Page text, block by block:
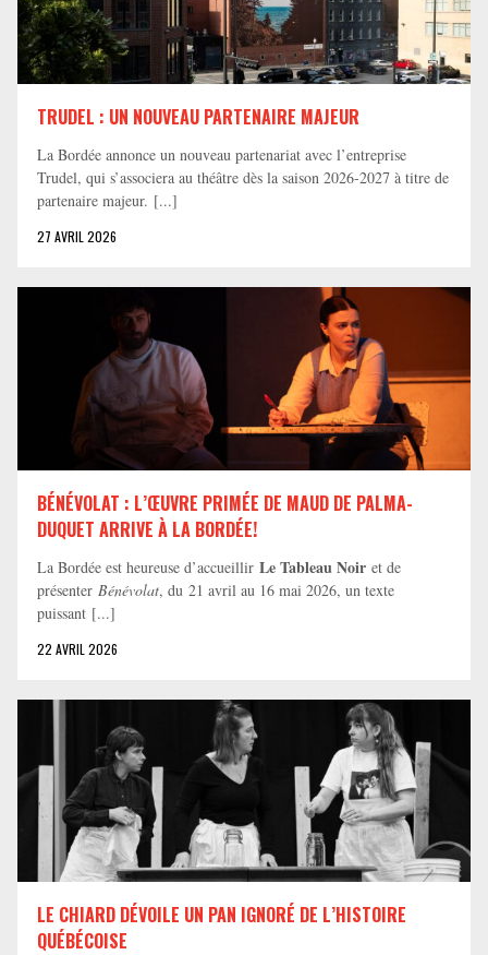
TRUDEL : UN NOUVEAU PARTENAIRE MAJEUR
La Bordée annonce un nouveau partenariat avec l’entreprise
Trudel, qui s’associera au théâtre dès la saison 2026-2027 à titre de
partenaire majeur. [...]
27 AVRIL 2026
BÉNÉVOLAT : L’ŒUVRE PRIMÉE DE MAUD DE PALMA-
DUQUET ARRIVE À LA BORDÉE!
La Bordée est heureuse d’accueillir Le Tableau Noir et de
présenter Bénévolat, du 21 avril au 16 mai 2026, un texte
puissant [...]
22 AVRIL 2026
LE CHIARD DÉVOILE UN PAN IGNORÉ DE L’HISTOIRE
QUÉBÉCOISE